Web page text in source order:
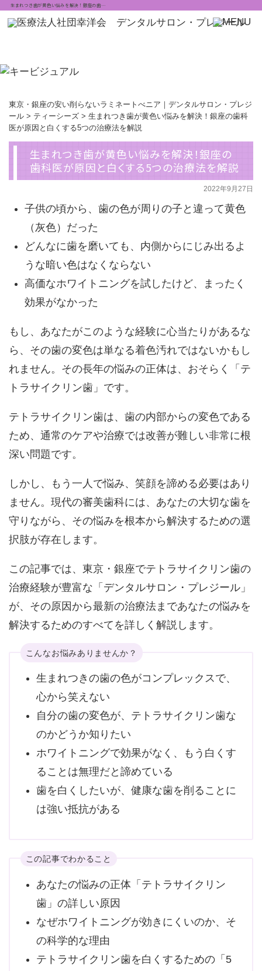
生まれつき歯が黄色い悩みを解決！銀座の歯…
東京・銀座の安い削らないラミネートべニア｜デンタルサロン・プレジ
ール> ティーシーズ> 生まれつき歯が黄色い悩みを解決！銀座の歯科
医が原因と白くする5つの治療法を解説
生まれつき歯が黄色い悩みを解決！銀座の
歯科医が原因と白くする5つの治療法を解説
2022年9月27日
子供の頃から、歯の色が周りの子と違って黄色
（灰色）だった
どんなに歯を磨いても、内側からにじみ出るよ
うな暗い色はなくならない
高価なホワイトニングを試したけど、まったく
効果がなかった
もし、あなたがこのような経験に心当たりがあるな
ら、その歯の変色は単なる着色汚れではないかもし
れません。 その長年の悩みの正体は、おそらく
「テ
トラサイクリン歯」 です。
テトラサイクリン歯は、歯の内部からの変色である
ため、通常のケアや治療では改善が難しい非常に根
深い問題です。
しかし、もう一人で悩み、笑顔を諦める必要はあり
ません。現代の審美歯科には、あなたの大切な歯を
守りながら、その悩みを根本から解決するための選
択肢が存在します。
この記事では、東京・銀座でテトラサイクリン歯の
治療経験が豊富な「デンタルサロン・プレジール」
が、その原因から最新の治療法まであなたの悩みを
解決するためのすべてを詳しく解説します。
こんなお悩みありませんか？
生まれつきの歯の色がコンプレックスで、
心から笑えない
自分の歯の変色が、テトラサイクリン歯な
のかどうか知りたい
ホワイトニングで効果がなく、もう白くす
ることは無理だと諦めている
歯を白くしたいが、健康な歯を削ることに
は強い抵抗がある
この記事でわかること
あなたの悩みの正体「テトラサイクリン
歯」の詳しい原因
なぜホワイトニングが効きにくいのか、そ
の科学的な理由
テトラサイクリン歯を白くするための「5